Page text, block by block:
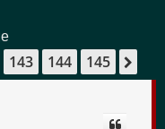
143 144 145